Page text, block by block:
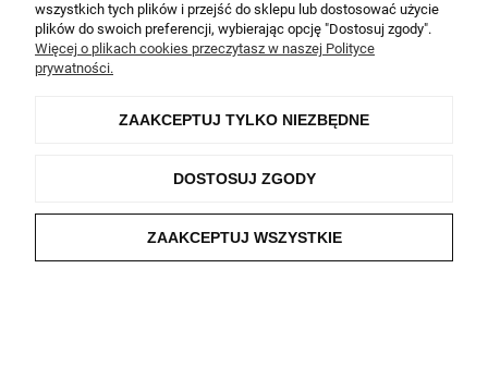
Sklep internetowy Shoper.pl
wszystkich tych plików i przejść do sklepu lub dostosować użycie
plików do swoich preferencji, wybierając opcję "Dostosuj zgody".
Więcej o plikach cookies przeczytasz w naszej Polityce
prywatności.
ZAAKCEPTUJ TYLKO NIEZBĘDNE
DOSTOSUJ ZGODY
ZAAKCEPTUJ WSZYSTKIE